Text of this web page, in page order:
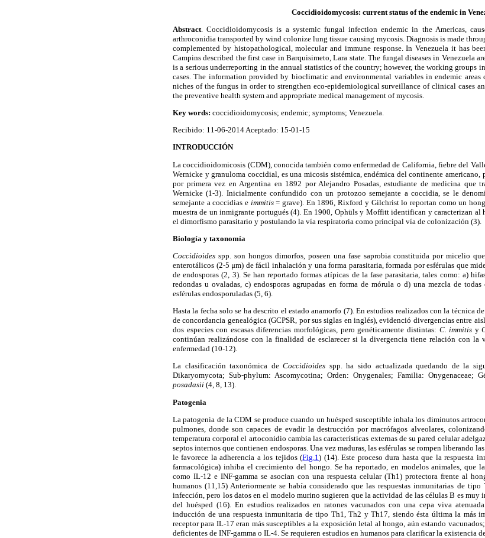
Coccidioidomycosis: current status of the endemic in
Abstract . Coccidioidomycosis is a systemic fungal infection endemic in the Americas,
arthroconidia transported by wind colonize lung tissue causing mycosis. Diagnosis is made
complemented by histopathological, molecular and immune response. In Venezuela it has
Campins described the first case in Barquisimeto, Lara state. The fungal diseases in Venezuela
is a serious underreporting in the annual statistics of the country; however, the working groups
cases. The information provided by bioclimatic and environmental variables in endemic
niches of the fungus in order to strengthen eco-epidemiological surveillance of clinical cases
the preventive health system and appropriate medical management of mycosis.
Key words: coccidioidomycosis; endemic; symptoms; Venezuela.
Recibido: 11-06-2014 Aceptado: 15-01-15
INTRODUCCIÓN
La coccidioidomicosis (CDM), conocida también como enfermedad de California, fiebre del
Wernicke y granuloma coccidial, es una micosis sistémica, endémica del continente
por primera vez en Argentina en 1892 por Alejandro Posadas, estudiante de medicina que
Wernicke (1-3). Inicialmente confundido con un protozoo semejante a coccidia, se le
semejante a coccidias e immitis= grave). En 1896, Rixford y Gilchrist lo reportan como un
muestra de un inmigrante portugués (4). En 1900, Ophüls y Moffitt identifican y caracterizan al
el dimorfismo parasitario y postulando la vía respiratoria como principal vía de colonización (3).
Biología y taxonomía
Coccidioides spp. son hongos dimorfos, poseen una fase saprobia constituida por micelio
enterotálicos (2-5 μm) de fácil inhalación y una forma parasitaria, formada por esférulas que
de endosporas (2, 3). Se han reportado formas atípicas de la fase parasitaria, tales como: a)
redondas u ovaladas, c) endosporas agrupadas en forma de mórula o d) una mezcla de
esférulas endosporuladas (5, 6).
Hasta la fecha solo se ha descrito el estado anamorfo (7). En estudios realizados con la técnica
de concordancia genealógica (GCPSR, por sus siglas en inglés), evidenció divergencias entre
dos especies con escasas diferencias morfológicas, pero genéticamente distintas: C. immitis y
continúan realizándose con la finalidad de esclarecer si la divergencia tiene relación con
enfermedad (10-12).
La clasificación taxonómica deCoccidioides spp. ha sido actualizada quedando de la
Dikaryomycota; Sub-phylum: Ascomycotina; Orden: Onygenales; Familia: Onygenaceae;
posadasii (4, 8, 13).
Patogenia
La patogenia de la CDM se produce cuando un huésped susceptible inhala los diminutos
pulmones, donde son capaces de evadir la destrucción por macrófagos alveolares,
temperatura corporal el artoconidio cambia las características externas de su pared celular
septos internos que contienen endosporas. Una vez maduras, las esférulas se rompen liberando
le favorece la adherencia a los tejidos (Fig.1) (14). Este proceso dura hasta que la respuesta
farmacológica) inhiba el crecimiento del hongo. Se ha reportado, en modelos animales, que
como IL-12 e INF-gamma se asocian con una respuesta celular (Th1) protectora frente al
humanos (11,15) Anteriormente se había considerado que las respuestas inmunitarias de
infección, pero los datos en el modelo murino sugieren que la actividad de las células B es
del huésped (16). En estudios realizados en ratones vacunados con una cepa viva
inducción de una respuesta inmunitaria de tipo Th1, Th2 y Th17, siendo ésta última la más
receptor para IL-17 eran más susceptibles a la exposición letal al hongo, aún estando
deficientes de INF-gamma o IL-4. Se requieren estudios en humanos para clarificar la existencia